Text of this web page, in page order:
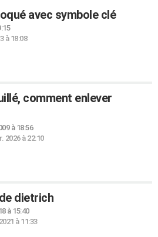
avec symbole clé
à 18:08
comment enlever
à 18:56
2026 à 22:10
dietrich
à 15:40
à 11:33